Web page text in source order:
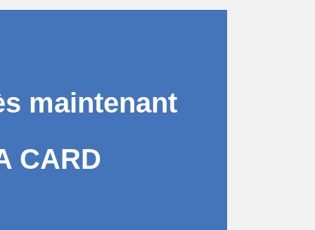
maintenant
CARD